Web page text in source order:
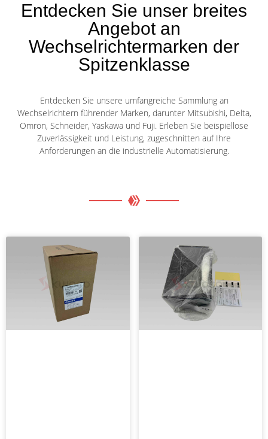
Entdecken Sie unser breites
Angebot an
Wechselrichtermarken der
Spitzenklasse
Entdecken Sie unsere umfangreiche Sammlung an
Wechselrichtern führender Marken, darunter Mitsubishi, Delta,
Omron, Schneider, Yaskawa und Fuji. Erleben Sie beispiellose
Zuverlässigkeit und Leistung, zugeschnitten auf Ihre
Anforderungen an die industrielle Automatisierung.